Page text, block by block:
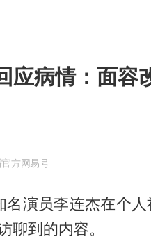
应病情：面容
官方网易号
名演员李连杰在个人
聊到的内容。